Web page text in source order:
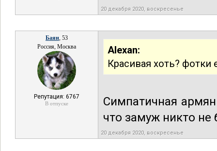
20 декабря 2020, воскресенье
Баян, 53
Россия, Москва
Репутация: 6767
В отпуске
Alexan:
Красивая хоть? фотки
Симпатичная
что замуж никто не
20 декабря 2020, воскресенье